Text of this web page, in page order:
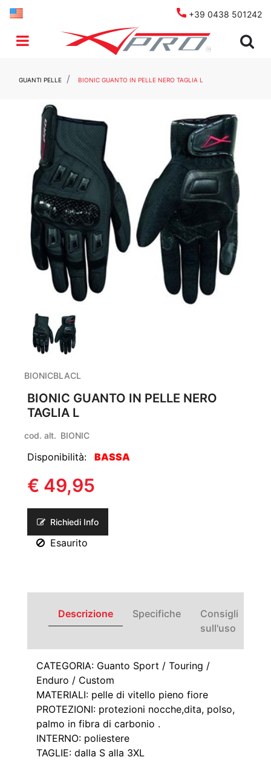
+39 0438 501242
Open menu
GUANTI PELLE BIONIC GUANTO IN PELLE NERO TAGLIA L
BIONICBLACL
BIONIC GUANTO IN PELLE NERO
TAGLIA L
cod. alt. BIONIC
Disponibilità: BASSA
€ 49,95
Richiedi Info
Esaurito
Descrizione Specifiche
Consigli
sull'uso
CATEGORIA: Guanto Sport / Touring /
Enduro / Custom
MATERIALI: pelle di vitello pieno fiore
PROTEZIONI: protezioni nocche,dita, polso,
palmo in fibra di carbonio .
INTERNO: poliestere
TAGLIE: dalla S alla 3XL